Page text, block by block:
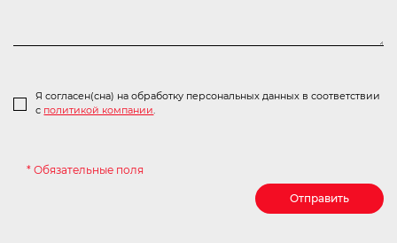
Я согласен(сна) на обработку персональных данных в соответствии
с политикой компании.
* Обязательные поля
Отправить